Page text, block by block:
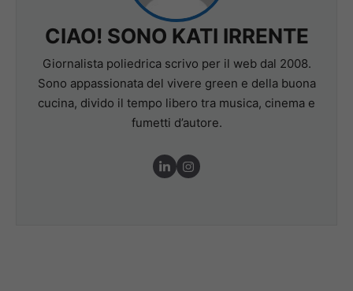
CIAO! SONO KATI IRRENTE
Giornalista poliedrica scrivo per il web dal 2008.
Sono appassionata del vivere green e della buona
cucina, divido il tempo libero tra musica, cinema e
fumetti d’autore.